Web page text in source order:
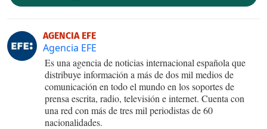
AGENCIA EFE
Agencia EFE
Es una agencia de noticias internacional española que
distribuye información a más de dos mil medios de
comunicación en todo el mundo en los soportes de
prensa escrita, radio, televisión e internet. Cuenta con
una red con más de tres mil periodistas de 60
nacionalidades.